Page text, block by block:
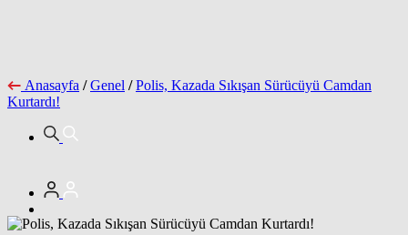
Anasayfa / Genel / Polis, Kazada Sıkışan Sürücüyü Camdan
Kurtardı!